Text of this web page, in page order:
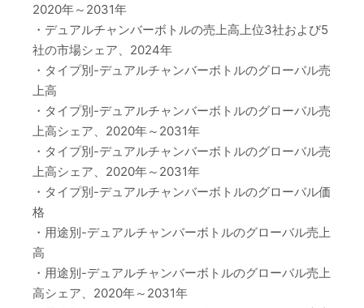
2020年～2031年
・デュアルチャンバーボトルの売上高上位3社および5
社の市場シェア、2024年
・タイプ別-デュアルチャンバーボトルのグローバル売
上高
・タイプ別-デュアルチャンバーボトルのグローバル売
上高シェア、2020年～2031年
・タイプ別-デュアルチャンバーボトルのグローバル売
上高シェア、2020年～2031年
・タイプ別-デュアルチャンバーボトルのグローバル価
格
・用途別-デュアルチャンバーボトルのグローバル売上
高
・用途別-デュアルチャンバーボトルのグローバル売上
高シェア、2020年～2031年